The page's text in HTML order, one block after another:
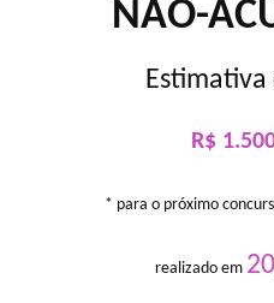
NÃO-
Estimativa
R$
* para o próximo
realizado em